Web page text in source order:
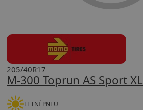
M-300 Toprun AS Sport
205/40R17
LETNÍ PNEU